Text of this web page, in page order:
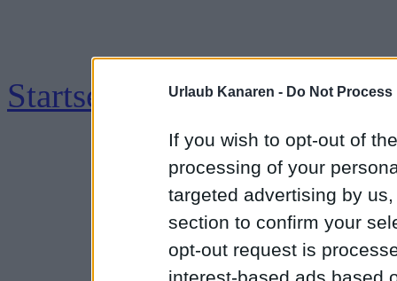
Urlaub Kanaren - Do Not
If you wish to opt-out of
processing of your
targeted advertising by
section to confirm your
opt-out request is
Startseite Impressum